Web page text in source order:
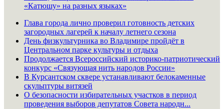
«Катюшу» на разных языках»
Глава города лично проверил готовность детских
загородных лагерей к началу летнего сезона
День физкультурника во Владимире пройдёт в
Центральном парке культуры и отдыха
Продолжается Всероссийский историко-патриотический
конкурс «Связующая нить народов России»
В Курсантском сквере устанавливают белокаменные
скульптуры витязей
О безопасности избирательных участков в период
проведения выборов депутатов Совета народн...